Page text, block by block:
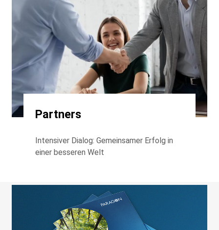
Partners
Intensiver Dialog: Gemeinsamer Erfolg in
einer besseren Welt